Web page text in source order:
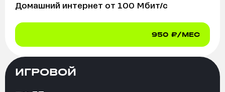
Домашний интернет от 100 Мбит/с
950 ₽/МЕС
ИГРОВОЙ